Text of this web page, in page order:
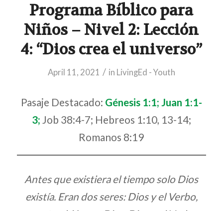
Programa Bíblico para
Niños – Nivel 2: Lección
4: “Dios crea el universo”
April 11, 2021 / in LivingEd - Youth
Pasaje Destacado: Génesis 1:1; Juan 1:1-
3; Job 38:4-7; Hebreos 1:10, 13-14;
Romanos 8:19
Antes que existiera el tiempo solo Dios
existía. Eran dos seres: Dios y el Verbo,